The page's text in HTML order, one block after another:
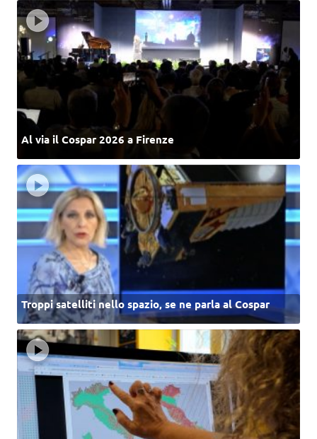
Al via il Cospar 2026 a Firenze
Troppi satelliti nello spazio, se ne parla al Cospar